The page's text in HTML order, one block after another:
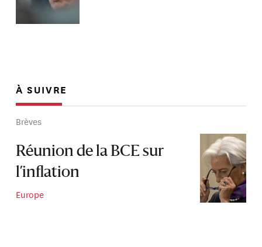
À SUIVRE
Brèves
Réunion de la BCE sur
l’inflation
Europe